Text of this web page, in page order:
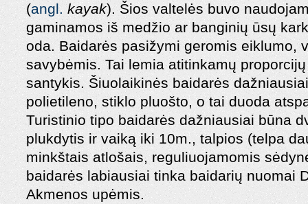
(angl. kayak). Šios valtelės buvo
gaminamos iš medžio ar banginių ūsų
oda. Baidarės pasižymi geromis eiklumo,
savybėmis. Tai lemia atitinkamų
santykis. Šiuolaikinės baidarės
polietileno, stiklo pluošto, o tai duoda
Turistinio tipo baidarės dažniausiai būna
plukdytis ir vaiką iki 10m., talpios (telpa
minkštais atlošais, reguliuojamomis
baidarės labiausiai tinka baidarių nuomai
Akmenos upėmis.